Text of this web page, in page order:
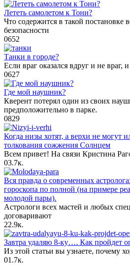
Лететь самолетом к Тони?
Что содержится в такой постановке
безопасности
0652
Танки в городе?
Если враг оказался вдруг и не враг,
0627
Где мой наушник?
Кверент потерял один из своих
предположительно в парке.
0829
Когда низы хотят, а верхи не могут
толкования сожжения Солнцем
Всем привет! На связи Кристина
03.7к.
Вся правда о современных
гороскопа по полной (на примере
молодой пары).
Астрологи всех мастей и любых
договаривают
22.9к.
Завтра удаляю 8-ку…. Как пройдет
Из этой статьи вы узнаете, почему
01.7к.